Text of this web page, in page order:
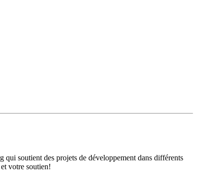
soutient des projets de développement dans différents
votre soutien!